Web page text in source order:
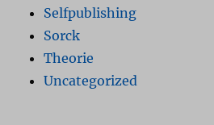
Selfpublishing
Sorck
Theorie
Uncategorized